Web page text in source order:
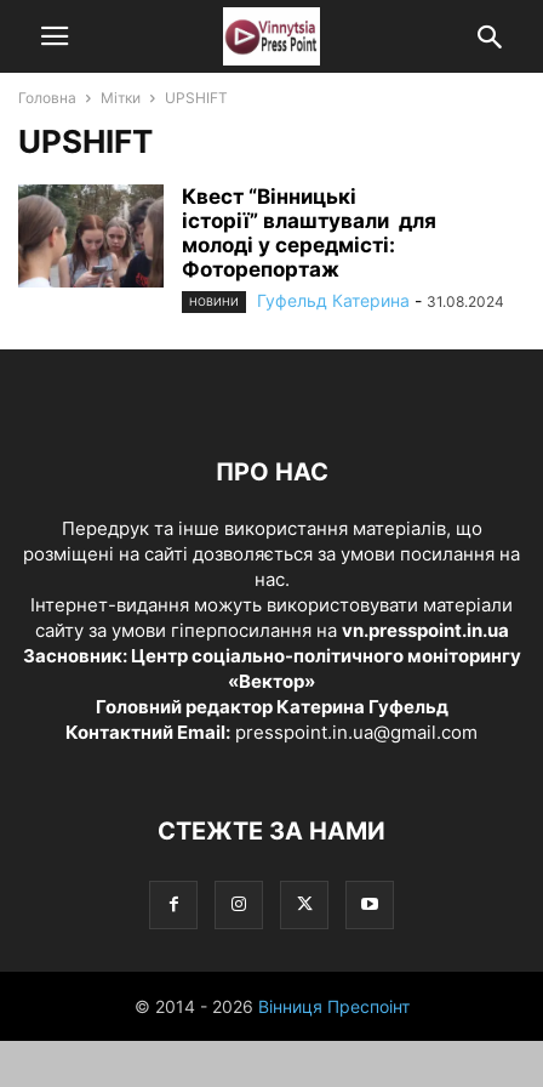
Головна Мітки UPSHIFT
UPSHIFT
Квест “Вінницькі
історії” влаштували для
молоді у середмісті:
Фоторепортаж
НОВИНИ Гуфельд Катерина - 31.08.2024
ПРО НАС
Передрук та інше використання матеріалів, що
розміщені на сайті дозволяється за умови посилання на
нас.
Інтернет-видання можуть використовувати матеріали
сайту за умови гіперпосилання на vn.presspoint.in.ua
Засновник: Центр соціально-політичного моніторингу
«Вектор»
Головний редактор Катерина Гуфельд
Контактний Email: presspoint.in.ua@gmail.com
СТЕЖТЕ ЗА НАМИ
© 2014 - 2026 Вінниця Преспоінт